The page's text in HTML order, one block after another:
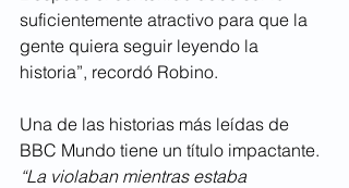
suficientemente atractivo para que la
gente quiera seguir leyendo la
historia”, recordó Robino.
Una de las historias más leídas de
BBC Mundo tiene un título impactante.
“La violaban mientras estaba